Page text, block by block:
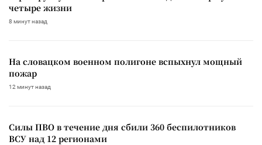
четыре жизни
8 минут назад
На словацком военном полигоне вспыхнул мощный
пожар
12 минут назад
Силы ПВО в течение дня сбили 360 беспилотников
ВСУ над 12 регионами